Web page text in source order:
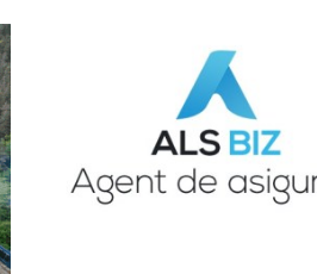
psiholog sibian Isac
Muntean, mare apărător
al PSD-ului – Povestea
halucinantă din spatele
naivilor care au crezut în
ANCHETELE JURNALISTULUI DURBACA